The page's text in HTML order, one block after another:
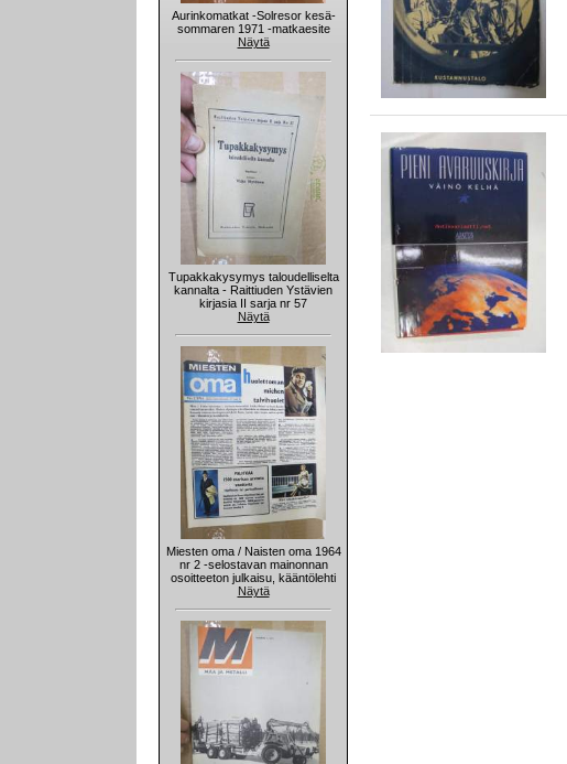
Aurinkomatkat -Solresor kesä-
sommaren 1971 -matkaesite
Näytä
Tupakkakysymys taloudelliselta
kannalta - Raittiuden Ystävien
kirjasia II sarja nr 57
Näytä
Miesten oma / Naisten oma 1964
nr 2 -selostavan mainonnan
osoitteeton julkaisu, kääntölehti
Näytä